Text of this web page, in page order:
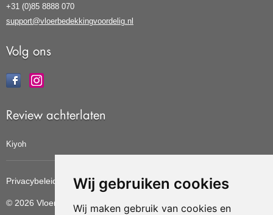
Wij gebruiken cookies
Wij maken gebruik van cookies en
+31 (0)85 8888 070
support@vloerbedekkingvoordelig.nl
Volg ons
Review achterlaten
Kiyoh
Privacybeleid Cookiebeleid Update cookies voorkeuren
© 2026 Vloerbedekkingvoordelig